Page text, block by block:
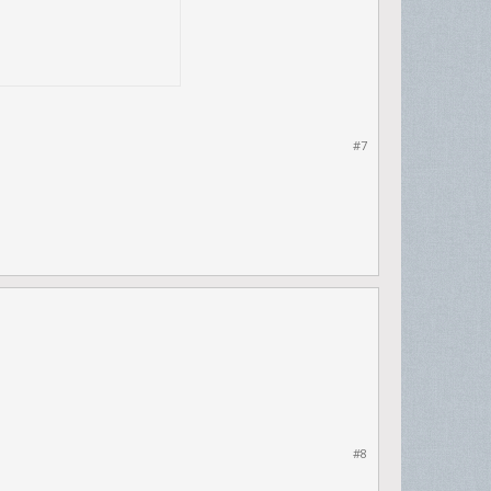
#7
#8